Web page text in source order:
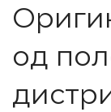
од